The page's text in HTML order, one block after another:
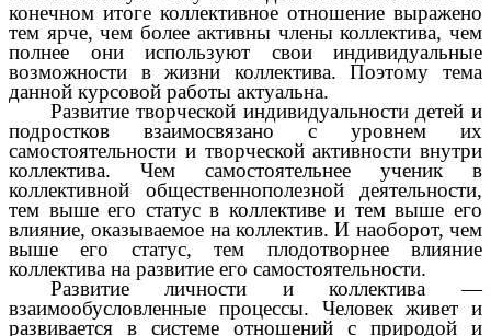
конечном итоге коллективное отношение выражено
тем ярче, чем более активны члены коллектива, чем
полнее они используют свои индивидуальные
возможности в жизни коллектива. Поэтому тема
данной курсовой работы актуальна.
Развитие творческой индивидуальности детей и
подростков взаимосвязано с уровнем их
самостоятельности и творческой активности внутри
коллектива. Чем самостоятельнее ученик в
коллективной общественнополезной деятельности,
тем выше его статус в коллективе и тем выше его
влияние, оказываемое на коллектив. И наоборот, чем
выше его статус, тем плодотворнее влияние
коллектива на развитие его самостоятельности.
Развитие личности и коллектива —
взаимообусловленные процессы. Человек живет и
развивается в системе отношений с природой и